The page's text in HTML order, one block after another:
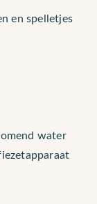
en spelletjes
water